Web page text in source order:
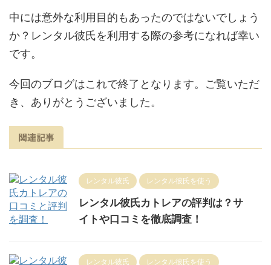
中には意外な利用目的もあったのではないでしょう
か？レンタル彼氏を利用する際の参考になれば幸い
です。
今回のブログはこれで終了となります。ご覧いただ
き、ありがとうございました。
関連記事
レンタル彼氏 レンタル彼氏を使う
レンタル彼氏カトレアの評判は？サ
イトや口コミを徹底調査！
レンタル彼氏 レンタル彼氏を使う